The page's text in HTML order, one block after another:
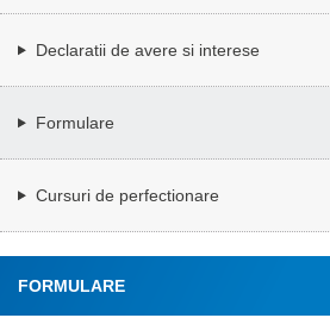
Declaratii de avere si interese
Formulare
Cursuri de perfectionare
FORMULARE